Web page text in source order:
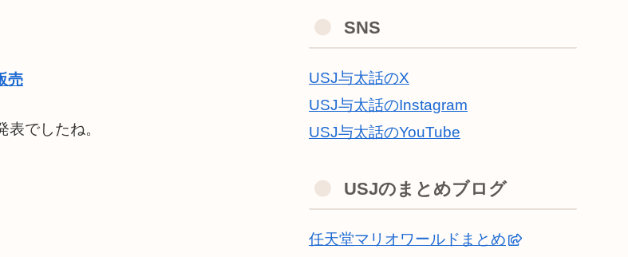
売
表でしたね。
SNS
USJ与太話のX
USJ与太話のInstagram
USJ与太話のYouTube
USJのまとめブログ
任天堂マリオワールドまとめ